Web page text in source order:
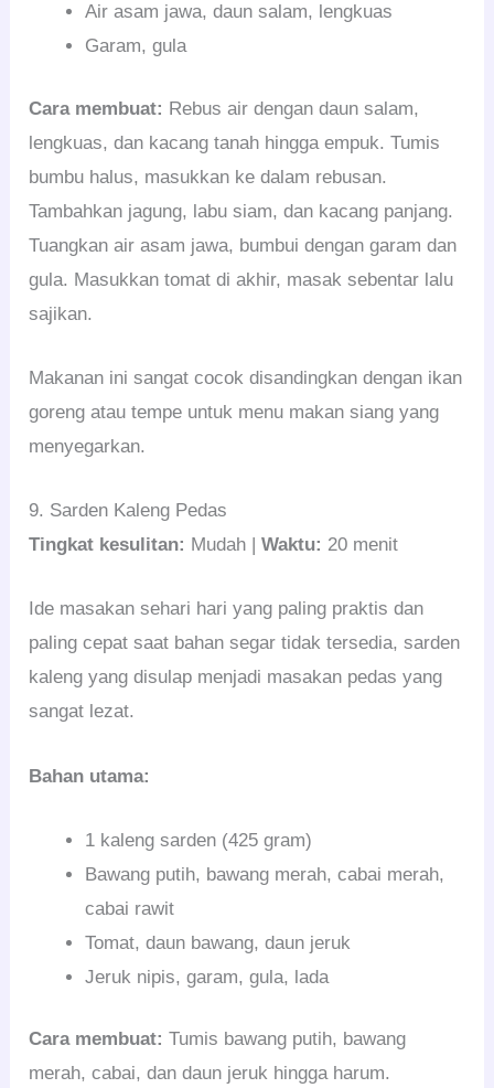
Air asam jawa, daun salam, lengkuas
Garam, gula
Cara membuat: Rebus air dengan daun salam,
lengkuas, dan kacang tanah hingga empuk. Tumis
bumbu halus, masukkan ke dalam rebusan.
Tambahkan jagung, labu siam, dan kacang panjang.
Tuangkan air asam jawa, bumbui dengan garam dan
gula. Masukkan tomat di akhir, masak sebentar lalu
sajikan.
Makanan ini sangat cocok disandingkan dengan ikan
goreng atau tempe untuk menu makan siang yang
menyegarkan.
9. Sarden Kaleng Pedas
Tingkat kesulitan: Mudah |Waktu: 20 menit
Ide masakan sehari hari yang paling praktis dan
paling cepat saat bahan segar tidak tersedia, sarden
kaleng yang disulap menjadi masakan pedas yang
sangat lezat.
Bahan utama:
1 kaleng sarden (425 gram)
Bawang putih, bawang merah, cabai merah,
cabai rawit
Tomat, daun bawang, daun jeruk
Jeruk nipis, garam, gula, lada
Cara membuat: Tumis bawang putih, bawang
merah, cabai, dan daun jeruk hingga harum.